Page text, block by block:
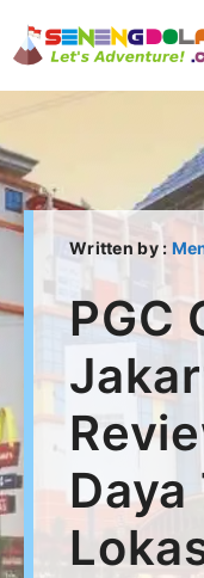
to
content
Written by :
PGC